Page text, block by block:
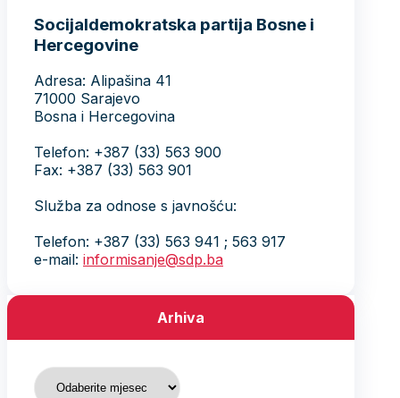
Socijaldemokratska partija Bosne i
Hercegovine
Adresa: Alipašina 41
71000 Sarajevo
Bosna i Hercegovina
Telefon: +387 (33) 563 900
Fax: +387 (33) 563 901
Služba za odnose s javnošću:
Telefon: +387 (33) 563 941 ; 563 917
e-mail: informisanje@sdp.ba
Arhiva
Arhiva